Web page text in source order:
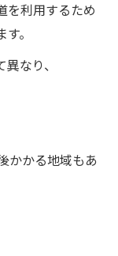
を利用するため
。
異なり、
かかる地域もあ